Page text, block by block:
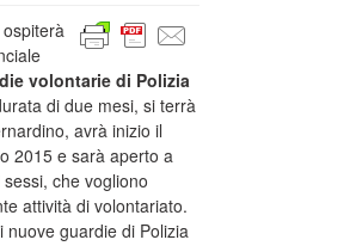
volontarie di Polizia
di due mesi, si terrà
avrà inizio il
2015 e sarà aperto a
che vogliono
attività di volontariato.
nuove guardie di Polizia